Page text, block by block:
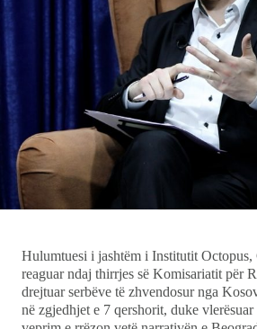
Kulturë
Showbiz
Ekonomi
Teknologji
Udhëtime
DuVideo
Hulumtuesi i jashtëm i Institutit
reaguar ndaj thirrjes së Komisariatit për
drejtuar serbëve të zhvendosur nga
në zgjedhjet e 7 qershorit, duke